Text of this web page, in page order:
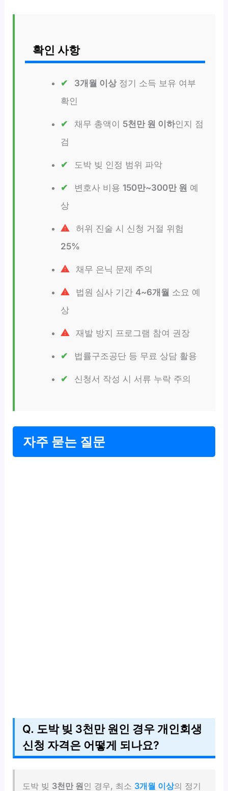
확인 사항
3개월 이상정기 소득 보유 여부
확인
채무 총액이 5천만 원 이하인지 점
검
도박 빚 인정 범위 파악
변호사 비용 150만~300만 원 예
상
허위 진술 시 신청 거절 위험
25%
채무 은닉 문제 주의
법원 심사 기간 4~6개월 소요 예
상
재발 방지 프로그램 참여 권장
법률구조공단 등 무료 상담 활용
신청서 작성 시 서류 누락 주의
자주 묻는 질문
Q. 도박 빚 3천만 원인 경우 개인회생
신청 자격은 어떻게 되나요?
도박 빚 3천만 원 인 경우, 최소 3개월 이상의 정기